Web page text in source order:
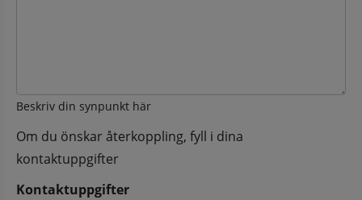
Beskriv din synpunkt här
Om du önskar återkoppling, fyll i dina
kontaktuppgifter
Kontaktuppgifter